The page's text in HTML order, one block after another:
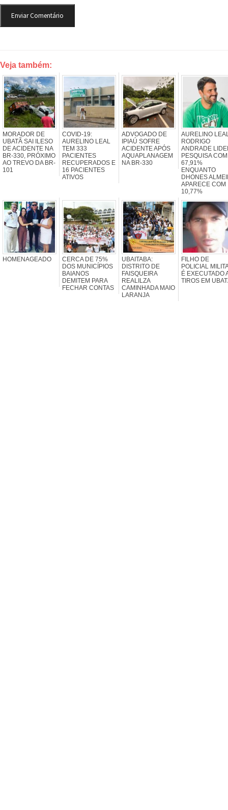
Veja também:
MORADOR DE
UBATÃ SAI ILESO
DE ACIDENTE NA
BR-330, PRÓXIMO
AO TREVO DA BR-
101
COVID-19:
AURELINO LEAL
TEM 333
PACIENTES
RECUPERADOS E
16 PACIENTES
ATIVOS
ADVOGADO DE
IPIAÚ SOFRE
ACIDENTE APÓS
AQUAPLANAGEM
NA BR-330
AURELINO
RODRIGO
ANDRADE
PESQUISA COM
67,91%
ENQUANTO
DHONES
APARECE COM
10,77%
HOMENAGEADO
CERCA DE 75%
DOS MUNICÍPIOS
BAIANOS
DEMITEM PARA
FECHAR CONTAS
UBAITABA:
DISTRITO DE
FAISQUEIRA
REALILZA
CAMINHADA MAIO
LARANJA
FILHO DE
POLICIAL
É EXECUTADO
TIROS EM